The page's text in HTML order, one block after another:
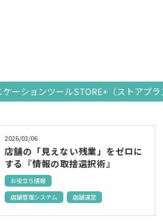
ーションツールSTORE+（ストアプラ
2026/03/06
店舗の「見えない残業」をゼロに
する『情報の取捨選択術』
お役立ち情報
店舗管理システム
店舗運営